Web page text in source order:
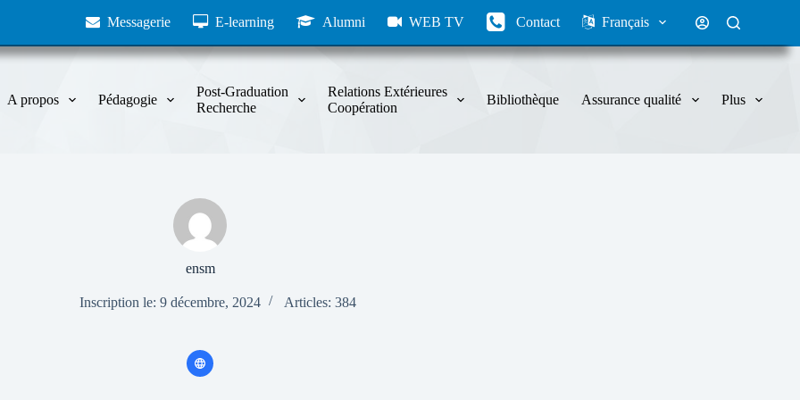
Messagerie E-learning Alumni WEB TV Contact Français
A propos Pédagogie
Post-Graduation
Recherche
Relations Extérieures
Coopération
Bibliothèque Assurance qualité Plus
ensm
Inscription le: 9 décembre, 2024 Articles: 384